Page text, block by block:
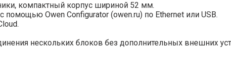
компактный корпус шириной 52 мм.
Owen Configurator (owen.ru) по Ethernet или USB.
нескольких блоков без дополнительных внешних